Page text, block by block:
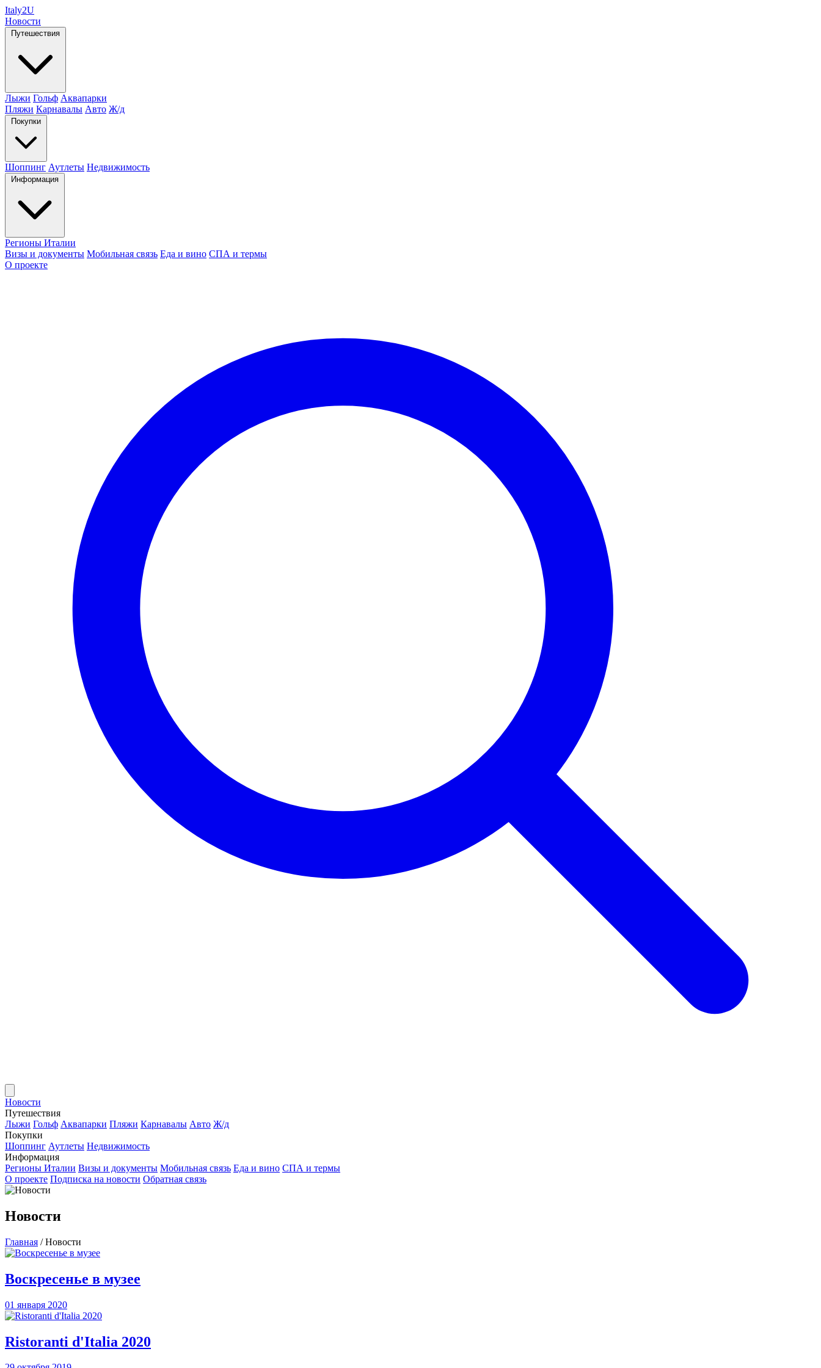
Italy2U
Новости
Путешествия
Лыжи Гольф Аквапарки
Пляжи Карнавалы Авто Ж/д
Покупки
Шоппинг Аутлеты Недвижимость
Информация
Регионы Италии
Визы и документы Мобильная связь Еда и вино СПА и термы
О проекте
Новости
Путешествия
Лыжи Гольф Аквапарки Пляжи Карнавалы Авто Ж/д
Покупки
Шоппинг Аутлеты Недвижимость
Информация
Регионы Италии Визы и документы Мобильная связь Еда и вино СПА и термы
О проекте Подписка на новости Обратная связь
Новости
Главная / Новости
Воскресенье в музее
01 января 2020
Ristoranti d'Italia 2020